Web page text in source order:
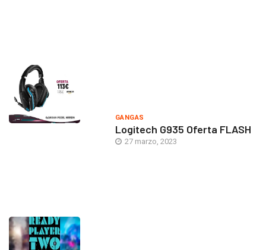
GANGAS
Logitech G935 Oferta FLASH
27 marzo, 2023